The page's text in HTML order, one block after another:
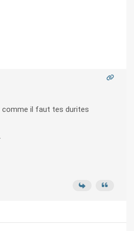
comme il faut tes durites